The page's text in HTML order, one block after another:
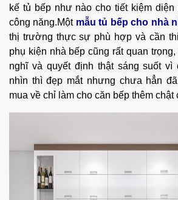
kế tủ bếp như nào cho tiết kiệm diện
công năng.Một mẫu tủ bếp cho nhà
thị trường thực sự phù hợp và cần
phụ kiện nhà bếp cũng rất quan
nghĩ và quyết định thật sáng suốt vì
nhìn thì đẹp mắt nhưng chưa hẳn
mua về chỉ làm cho căn bếp thêm chật